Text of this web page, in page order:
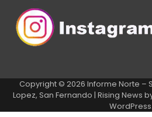
Copyright © 2026 Informe Norte –
Lopez, San Fernando | Rising News
WordPress